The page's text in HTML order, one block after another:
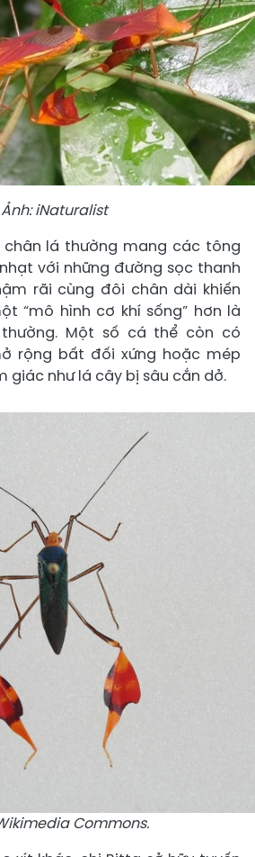
Ảnh: iNaturalist
lá thường mang các tông
với những đường sọc thanh
rãi cùng đôi chân dài khiến
“mô hình cơ khí sống” hơn là
Một số cá thể còn có
rộng bất đối xứng hoặc mép
giác như lá cây bị sâu cắn dở.
Commons.